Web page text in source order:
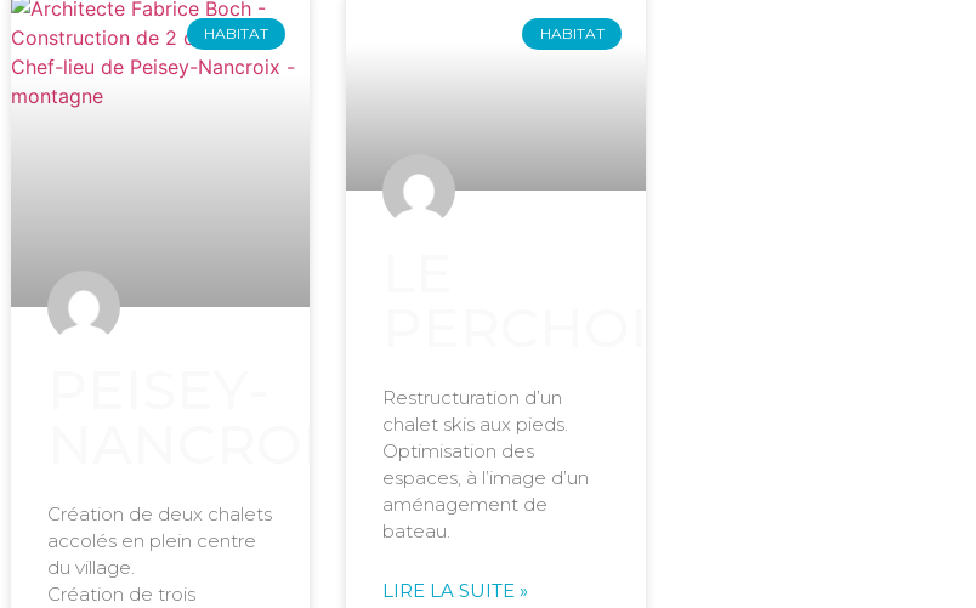
HABITAT
Création de deux chalets
accolés en plein centre
du village.
Création de trois
HABITAT
Restructuration d’un
chalet skis aux pieds.
Optimisation des
espaces, à l’image d’un
aménagement de
bateau.
LIRE LA SUITE »